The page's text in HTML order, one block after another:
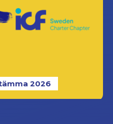
2026